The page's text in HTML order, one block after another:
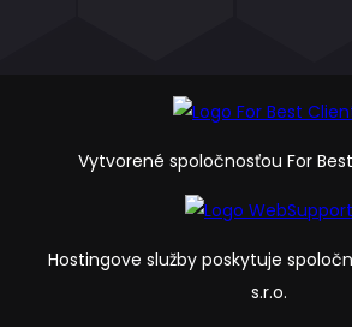
Vytvorené spoločnosťou For
Hostingove služby poskytuje
s.r.o.